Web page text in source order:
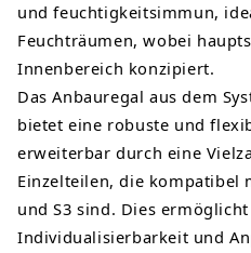
und feuchtigkeitsimmun,
Feuchträumen, wobei
Innenbereich konzipiert.
Das Anbauregal aus dem
bietet eine robuste und
erweiterbar durch eine
Einzelteilen, die kompatibel
und S3 sind. Dies
Individualisierbarkeit und